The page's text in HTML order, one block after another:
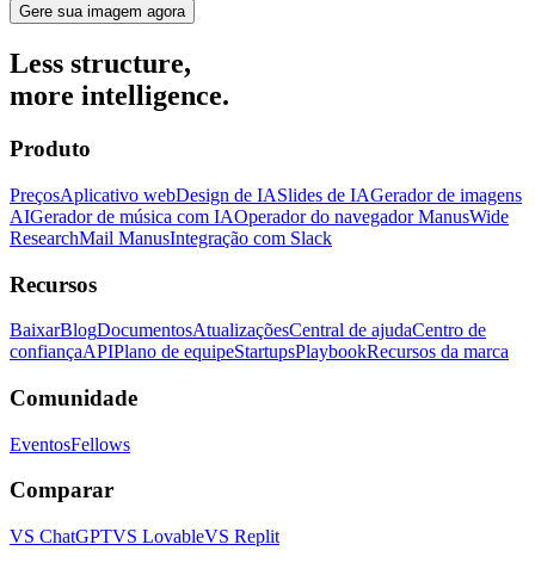
Gere sua imagem agora
Less structure,
more intelligence.
Produto
PreçosAplicativo webDesign de IASlides de IAGerador de imagens
AIGerador de música com IAOperador do navegador ManusWide
ResearchMail ManusIntegração com Slack
Recursos
BaixarBlogDocumentosAtualizaçõesCentral de ajudaCentro de
confiançaAPIPlano de equipeStartupsPlaybookRecursos da marca
Comunidade
EventosFellows
Comparar
VS ChatGPTVS LovableVS Replit